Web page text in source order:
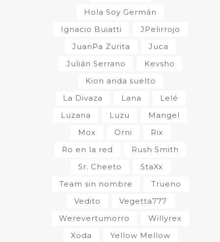
Hola Soy Germán
Ignacio Buiatti
JPelirrojo
JuanPa Zurita
Juca
Julián Serrano
Kevsho
Kion anda suelto
La Divaza
Lana
Lelé
Luzana
Luzu
Mangel
Mox
Orni
Rix
Ro en la red
Rush Smith
Sr. Cheeto
StaXx
Team sin nombre
Trueno
Vedito
Vegetta777
Werevertumorro
Willyrex
Xoda
Yellow Mellow